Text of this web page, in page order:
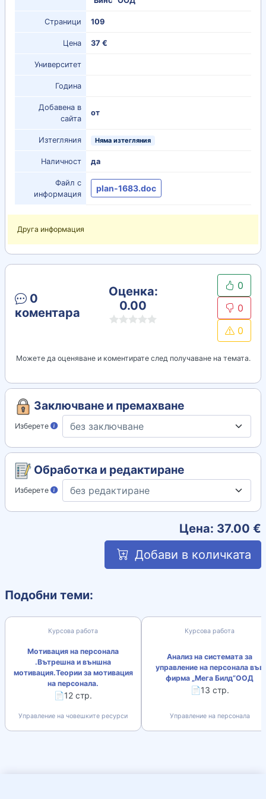
Страници 109
Цена 37 €
Университет
Година
Добавена в
сайта
от
Изтегляния Няма изтегляния
Наличност да
Файл с
информация
plan-1683.doc
Друга информация
0
коментара
Оценка:
0.00
0
0
0
Можете да оценяване и коментирате след получаване на темата.
Заключване и премахване
Изберете
Обработка и редактиране
Изберете
Цена: 37.00 €
Добави в количката
Подобни теми:
Курсова работа
Мотивация на персонала
.Вътрешна и външна
мотивация.Теории за мотивация
на персонала.
📄12 стр.
Управление на човешките ресурси
Курсова работа
Анализ на системата за
управление на персонала във
фирма „Мега Билд”ООД
📄13 стр.
Управление на персонала